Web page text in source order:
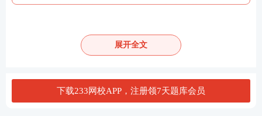
购文件最短保存期限是（）
B.从采购实施之日起15年
展开全文
下载233网校APP，注册领7天题库会员